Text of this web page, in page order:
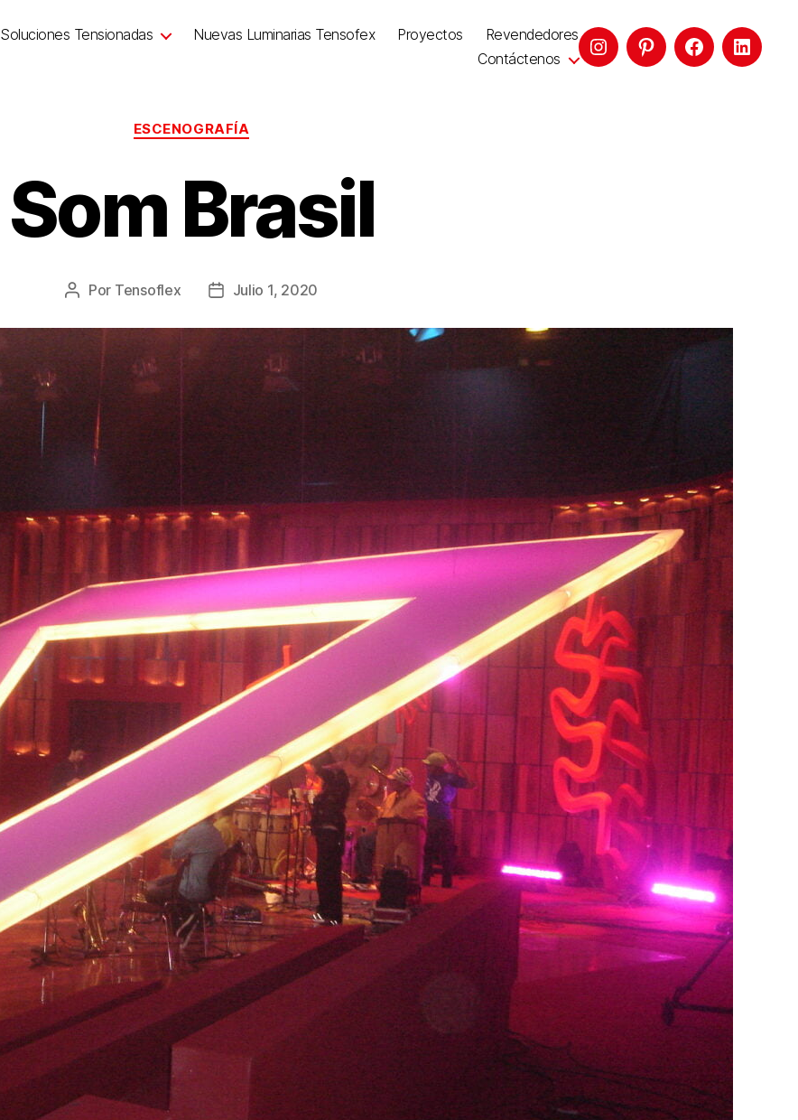
Soluciones Tensionadas Nuevas Luminarias Tensofex Proyectos
Revendedores
Contáctenos
ESCENOGRAFÍA
Som Brasil
Por Tensoflex Julio 1, 2020